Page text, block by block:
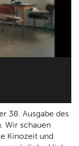
38. Ausgabe des
Wir schauen
Kinozeit und